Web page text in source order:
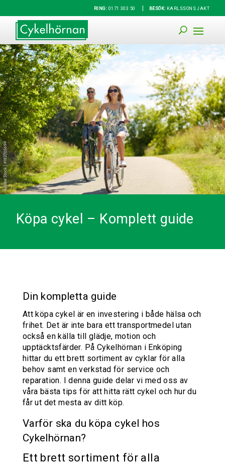
RING: 0171 303 50 BESÖK: KARLSSONS JAKT
Köpa cykel – Komplett guide
Din kompletta guide
Att köpa cykel är en investering i både hälsa och
frihet. Det är inte bara ett transportmedel utan
också en källa till glädje, motion och
upptäcktsfärder. På Cykelhörnan i Enköping
hittar du ett brett sortiment av cyklar för alla
behov samt en verkstad för service och
reparation. I denna guide delar vi med oss av
våra bästa tips för att hitta rätt cykel och hur du
får ut det mesta av ditt köp.
Varför ska du köpa cykel hos
Cykelhörnan?
Ett brett sortiment för alla